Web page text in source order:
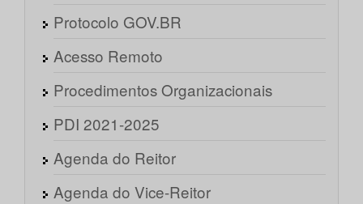
Protocolo GOV.BR
Acesso Remoto
Procedimentos Organizacionais
PDI 2021-2025
Agenda do Reitor
Agenda do Vice-Reitor